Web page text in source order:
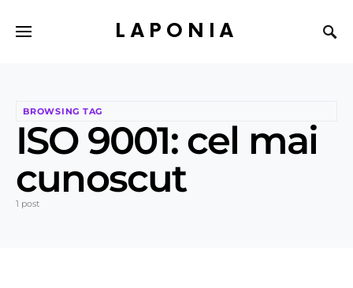
LAPONIA
BROWSING TAG
ISO 9001: cel mai
cunoscut
1 post